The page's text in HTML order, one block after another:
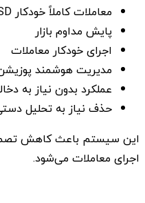
معاملات کاملاً خودکار XAUUSD
پایش مداوم بازار
اجرای خودکار معاملات
مدیریت هوشمند
عملکرد بدون نیاز به
حذف نیاز به تحلیل
این سیستم باعث کاهش
اجرای معاملات می‌شود.